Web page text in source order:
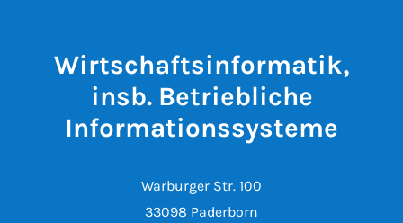
Wirtschaftsinformatik,
insb. Betriebliche
Informationssysteme
Warburger Str. 100
33098 Paderborn